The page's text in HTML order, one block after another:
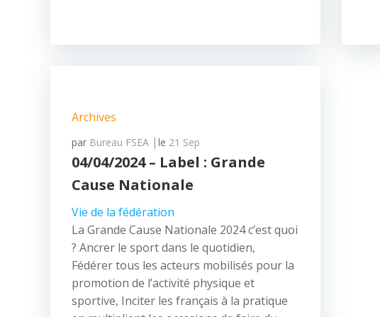
Archives
par Bureau FSEA | le 21 Sep
04/04/2024 – Label : Grande
Cause Nationale
Vie de la fédération
La Grande Cause Nationale 2024 c’est quoi
? Ancrer le sport dans le quotidien,
Fédérer tous les acteurs mobilisés pour la
promotion de l’activité physique et
sportive, Inciter les français à la pratique